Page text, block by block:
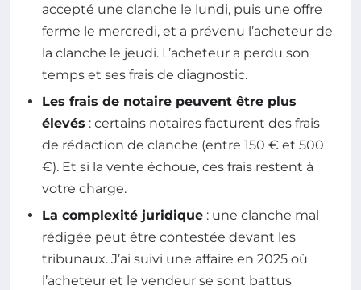
accepté une clanche le lundi, puis une offre
ferme le mercredi, et a prévenu l’acheteur de
la clanche le jeudi. L’acheteur a perdu son
temps et ses frais de diagnostic.
Les frais de notaire peuvent être plus
élevés : certains notaires facturent des frais
de rédaction de clanche (entre 150 € et 500
€). Et si la vente échoue, ces frais restent à
votre charge.
La complexité juridique : une clanche mal
rédigée peut être contestée devant les
tribunaux. J’ai suivi une affaire en 2025 où
l’acheteur et le vendeur se sont battus